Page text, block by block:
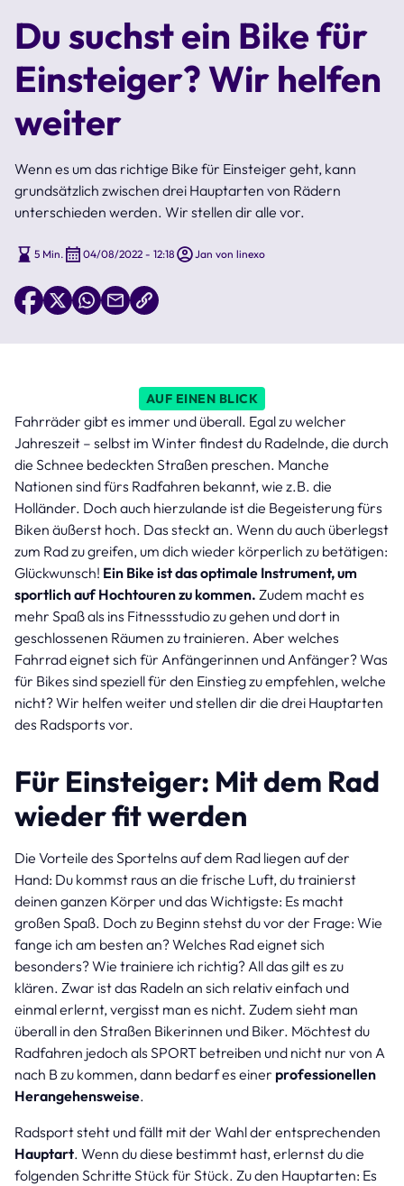
Du suchst ein Bike für
Einsteiger? Wir helfen
weiter
Wenn es um das richtige Bike für Einsteiger geht, kann
grundsätzlich zwischen drei Hauptarten von Rädern
unterschieden werden. Wir stellen dir alle vor.
5 Min. 04/08/2022 - 12:18 Jan von linexo
AUF EINEN BLICK
Fahrräder gibt es immer und überall. Egal zu welcher
Jahreszeit – selbst im Winter findest du Radelnde, die durch
die Schnee bedeckten Straßen preschen. Manche
Nationen sind fürs Radfahren bekannt, wie z.B. die
Holländer. Doch auch hierzulande ist die Begeisterung fürs
Biken äußerst hoch. Das steckt an. Wenn du auch überlegst
zum Rad zu greifen, um dich wieder körperlich zu betätigen:
Glückwunsch! Ein Bike ist das optimale Instrument, um
sportlich auf Hochtouren zu kommen. Zudem macht es
mehr Spaß als ins Fitnessstudio zu gehen und dort in
geschlossenen Räumen zu trainieren. Aber welches
Fahrrad eignet sich für Anfängerinnen und Anfänger? Was
für Bikes sind speziell für den Einstieg zu empfehlen, welche
nicht? Wir helfen weiter und stellen dir die drei Hauptarten
des Radsports vor.
Für Einsteiger: Mit dem Rad
wieder fit werden
Die Vorteile des Sportelns auf dem Rad liegen auf der
Hand: Du kommst raus an die frische Luft, du trainierst
deinen ganzen Körper und das Wichtigste: Es macht
großen Spaß. Doch zu Beginn stehst du vor der Frage: Wie
fange ich am besten an? Welches Rad eignet sich
besonders? Wie trainiere ich richtig? All das gilt es zu
klären. Zwar ist das Radeln an sich relativ einfach und
einmal erlernt, vergisst man es nicht. Zudem sieht man
überall in den Straßen Bikerinnen und Biker. Möchtest du
Radfahren jedoch als SPORT betreiben und nicht nur von A
nach B zu kommen, dann bedarf es einer professionellen
Herangehensweise.
Radsport steht und fällt mit der Wahl der entsprechenden
Hauptart. Wenn du diese bestimmt hast, erlernst du die
folgenden Schritte Stück für Stück. Zu den Hauptarten: Es